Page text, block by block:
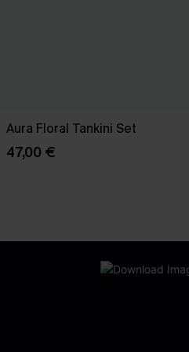
Aura Floral Tankini Set
47,00 €